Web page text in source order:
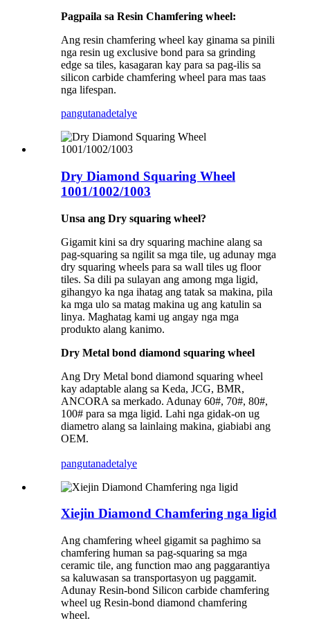
Pagpaila sa Resin Chamfering wheel:
Ang resin chamfering wheel kay ginama sa pinili
nga resin ug exclusive bond para sa grinding
edge sa tiles, kasagaran kay para sa pag-ilis sa
silicon carbide chamfering wheel para mas taas
nga lifespan.
pangutanadetalye
Dry Diamond Squaring Wheel
1001/1002/1003
Unsa ang Dry squaring wheel?
Gigamit kini sa dry squaring machine alang sa
pag-squaring sa ngilit sa mga tile, ug adunay mga
dry squaring wheels para sa wall tiles ug floor
tiles. Sa dili pa sulayan ang among mga ligid,
gihangyo ka nga ihatag ang tatak sa makina, pila
ka mga ulo sa matag makina ug ang katulin sa
linya. Maghatag kami ug angay nga mga
produkto alang kanimo.
Dry Metal bond diamond squaring wheel
Ang Dry Metal bond diamond squaring wheel
kay adaptable alang sa Keda, JCG, BMR,
ANCORA sa merkado. Adunay 60#, 70#, 80#,
100# para sa mga ligid. Lahi nga gidak-on ug
diametro alang sa lainlaing makina, giabiabi ang
OEM.
pangutanadetalye
Xiejin Diamond Chamfering nga ligid
Ang chamfering wheel gigamit sa paghimo sa
chamfering human sa pag-squaring sa mga
ceramic tile, ang function mao ang paggarantiya
sa kaluwasan sa transportasyon ug paggamit.
Adunay Resin-bond Silicon carbide chamfering
wheel ug Resin-bond diamond chamfering
wheel.